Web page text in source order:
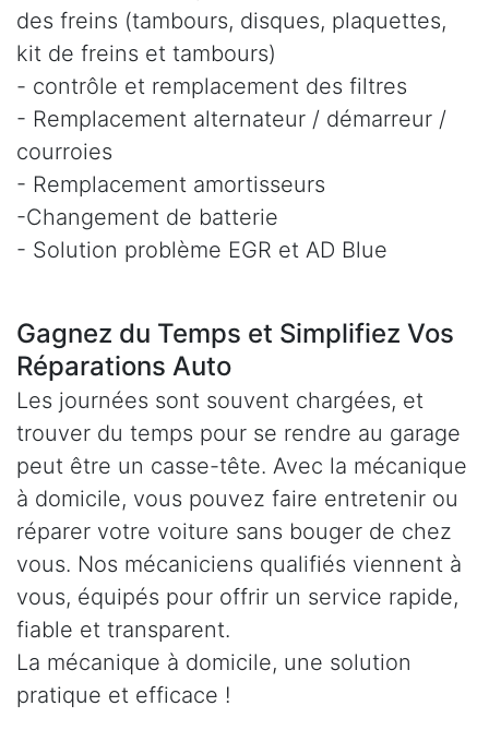
des freins (tambours, disques, plaquettes,
kit de freins et tambours)
- contrôle et remplacement des filtres
- Remplacement alternateur / démarreur /
courroies
- Remplacement amortisseurs
-Changement de batterie
- Solution problème EGR et AD Blue
Gagnez du Temps et Simplifiez Vos
Réparations Auto
Les journées sont souvent chargées, et
trouver du temps pour se rendre au garage
peut être un casse-tête. Avec la mécanique
à domicile, vous pouvez faire entretenir ou
réparer votre voiture sans bouger de chez
vous. Nos mécaniciens qualifiés viennent à
vous, équipés pour offrir un service rapide,
fiable et transparent.
La mécanique à domicile, une solution
pratique et efficace !